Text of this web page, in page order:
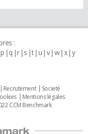
:
p q r s t u v w x y
Recrutement
Societé
Mentions légales
CCM Benchmark